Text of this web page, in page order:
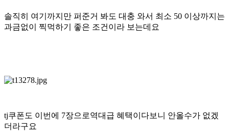
솔직히 여기까지만 퍼준거 봐도 대충 와서 최소 50 이상까지는
과금없이 찍먹하기 좋은 조건이라 보는데요
tj쿠폰도 이번에 7장으로역대급 혜택이다보니 안올수가 없겠
더라구요